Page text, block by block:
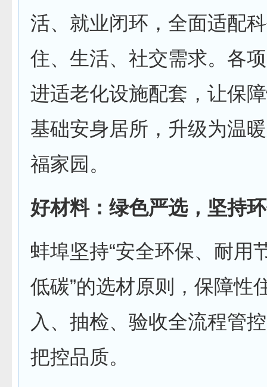
活、就业闭环，全面适配
住、生活、社交需求。各
进适老化设施配套，让保
基础安身居所，升级为温
福家园。
好材料：绿色严选，坚持
蚌埠坚持“安全环保、耐用
低碳”的选材原则，保障性
入、抽检、验收全流程管
把控品质。